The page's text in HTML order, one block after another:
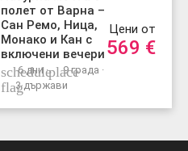
полет от Варна –
Сан Ремо, Ница,
Монако и Кан с
включени вечери
schedule
6 дни ·place9 града ·
flag3 държави
Цени от
569 €